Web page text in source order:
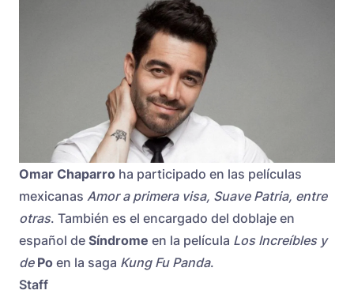
Omar Chaparro ha participado en las películas
mexicanas Amor a primera visa, Suave Patria, entre
otras. También es el encargado del doblaje en
español de Síndrome en la película Los Increíbles y
de Po en la saga Kung Fu Panda.
Staff